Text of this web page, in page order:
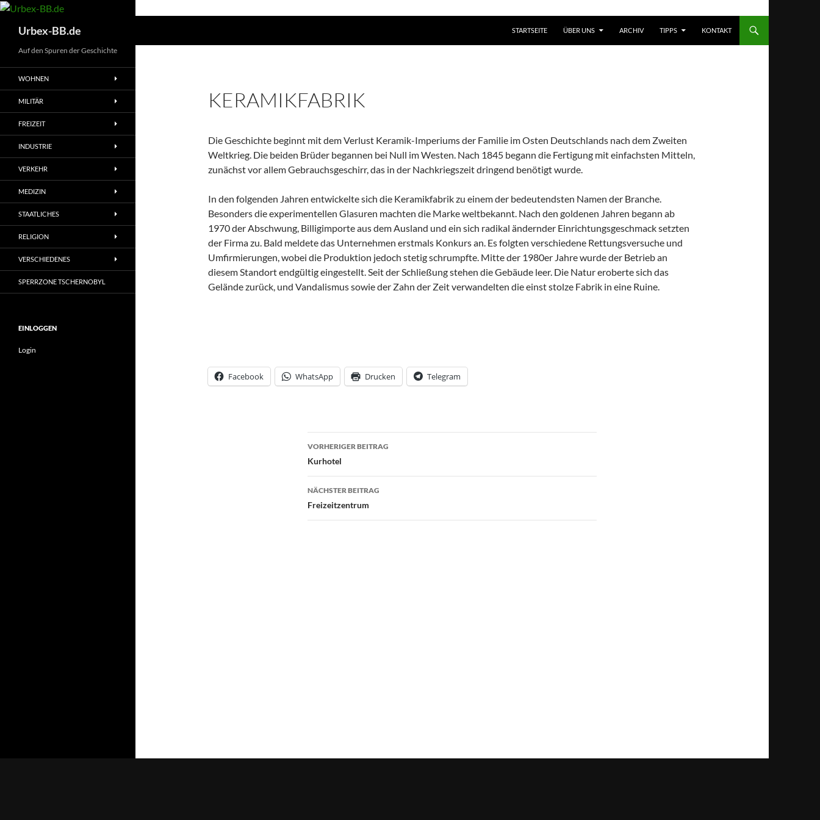
Urbex-BB.de
STARTSEITE
ÜBER UNS ARCHIV TIPPS KONTAKT
KERAMIKFABRIK
Die Geschichte beginnt mit dem Verlust Keramik-Imperiums der Familie im Osten Deutschlands nach dem Zweiten
Weltkrieg. Die beiden Brüder begannen bei Null im Westen. Nach 1845 begann die Fertigung mit einfachsten Mitteln,
zunächst vor allem Gebrauchsgeschirr, das in der Nachkriegszeit dringend benötigt wurde.
In den folgenden Jahren entwickelte sich die Keramikfabrik zu einem der bedeutendsten Namen der Branche.
Besonders die experimentellen Glasuren machten die Marke weltbekannt. Nach den goldenen Jahren begann ab
1970 der Abschwung, Billigimporte aus dem Ausland und ein sich radikal ändernder Einrichtungsgeschmack setzten
der Firma zu. Bald meldete das Unternehmen erstmals Konkurs an. Es folgten verschiedene Rettungsversuche und
Umfirmierungen, wobei die Produktion jedoch stetig schrumpfte. Mitte der 1980er Jahre wurde der Betrieb an
diesem Standort endgültig eingestellt. Seit der Schließung stehen die Gebäude leer. Die Natur eroberte sich das
Gelände zurück, und Vandalismus sowie der Zahn der Zeit verwandelten die einst stolze Fabrik in eine Ruine.
Facebook WhatsApp Drucken Telegram
Beitrags-
Navigation
VORHERIGER BEITRAG
Kurhotel
NÄCHSTER BEITRAG
Freizeitzentrum
Auf den Spuren der Geschichte
WOHNEN
MILITÄR
FREIZEIT
INDUSTRIE
VERKEHR
MEDIZIN
STAATLICHES
RELIGION
VERSCHIEDENES
SPERRZONE TSCHERNOBYL
EINLOGGEN
Login